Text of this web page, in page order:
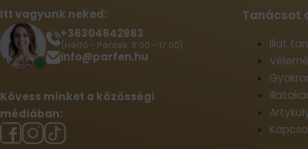
Itt vagyunk neked:
+36304842983
(Hétfő - Péntek: 9:00 - 17:00)
info@parfen.hu
Kövess minket a közösségi
médiában:
Tanácsot
Illat